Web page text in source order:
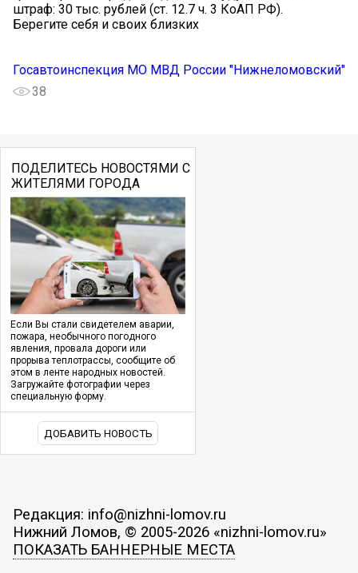
штраф: 30 тыс. рублей (ст. 12.7 ч. 3 КоАП РФ).
️Берегите себя и своих близких️️
Госавтоинспекция МО МВД России "Нижнеломовский"
38
ПОДЕЛИТЕСЬ НОВОСТЯМИ С
ЖИТЕЛЯМИ ГОРОДА
Если Вы стали свидетелем аварии,
пожара, необычного погодного
явления, провала дороги или
прорыва теплотрассы, сообщите об
этом в ленте народных новостей.
Загружайте фотографии через
специальную форму.
ДОБАВИТЬ НОВОСТЬ
Редакция: info@nizhni-lomov.ru
Нижний Ломов, © 2005-2026 «nizhni-lomov.ru»
ПОКАЗАТЬ БАННЕРНЫЕ МЕСТА